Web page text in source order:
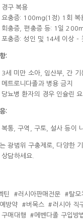
경구 복용
요충증: 100mg(1정) 1회 복
회충증, 편충증 등: 1일
포충증: 성인 및 14세 이상 -
:
3세 미만 소아, 임산부, 간 기
메트로니다졸과 병용 금지
당뇨병 환자의 경우 인슐린
:
복통, 구역, 구토, 설사 등이
광범위 구충제로, 다양한
담하세요.
틴 #러시아판매전문
#탈모
방약
#버목스
#러시아 직
구매대행
#메벤다졸 구입방